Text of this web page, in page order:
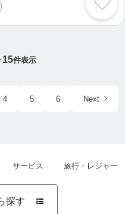
15件表示
4 5 6 Next
サービス 旅行・レジャー
探す 